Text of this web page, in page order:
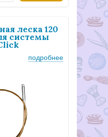
леска 120
системы
подробнее